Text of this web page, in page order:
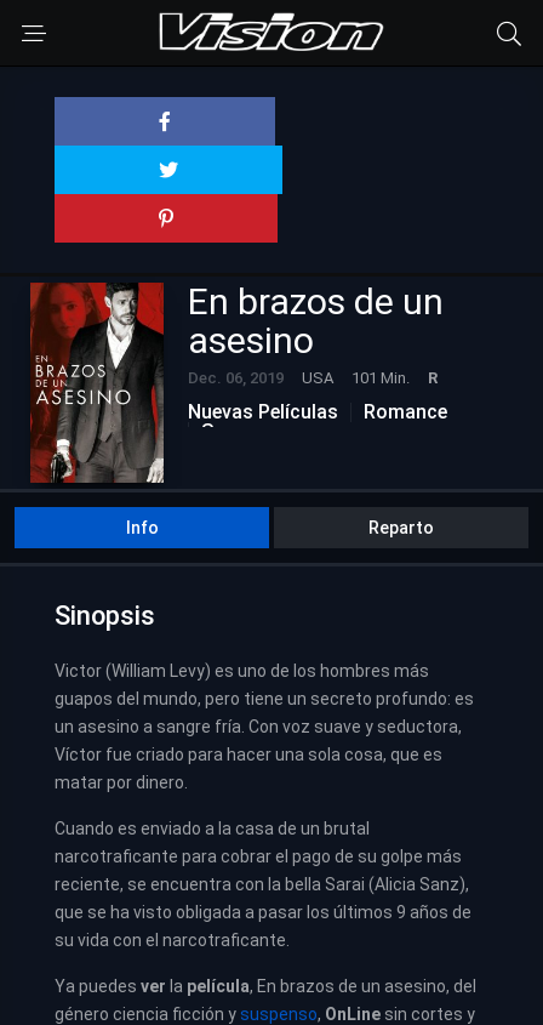
En brazos de un
asesino
Dec. 06, 2019 USA 101 Min. R
Nuevas Películas
Romance
Suspenso
Info Reparto
Sinopsis
Victor (William Levy) es uno de los hombres más
guapos del mundo, pero tiene un secreto profundo: es
un asesino a sangre fría. Con voz suave y seductora,
Víctor fue criado para hacer una sola cosa, que es
matar por dinero.
Cuando es enviado a la casa de un brutal
narcotraficante para cobrar el pago de su golpe más
reciente, se encuentra con la bella Sarai (Alicia Sanz),
que se ha visto obligada a pasar los últimos 9 años de
su vida con el narcotraficante.
Ya puedes ver la película, En brazos de un asesino, del
género ciencia ficción ysuspenso, OnLine sin cortes y